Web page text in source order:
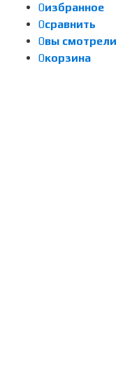
0избранное
0сравнить
0вы смотрели
0корзина